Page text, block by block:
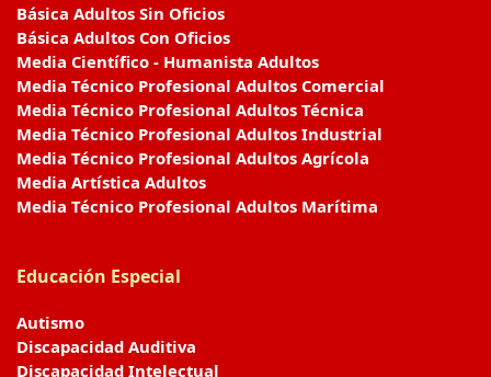
Básica Adultos Sin Oficios
Básica Adultos Con Oficios
Media Científico - Humanista Adultos
Media Técnico Profesional Adultos Comercial
Media Técnico Profesional Adultos Técnica
Media Técnico Profesional Adultos Industrial
Media Técnico Profesional Adultos Agrícola
Media Artística Adultos
Media Técnico Profesional Adultos Marítima
Educación Especial
Autismo
Discapacidad Auditiva
Discapacidad Intelectual